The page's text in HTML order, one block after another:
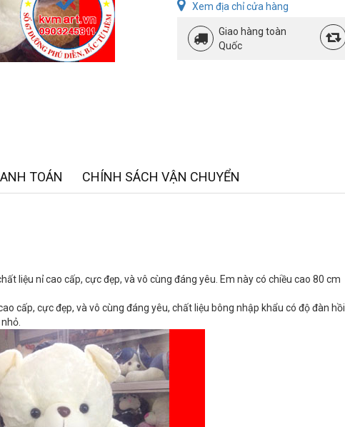
Xem địa chỉ cửa hàng
Giao hàng toàn
Quốc
TOÁN CHÍNH SÁCH VẬN CHUYỂN
liệu nỉ cao cấp, cực đẹp, và vô cùng đáng yêu.​ Em này có chiều cao 80 cm
cấp, cực đẹp, và vô cùng đáng yêu, chất liệu bông nhập khẩu có độ đàn hồi